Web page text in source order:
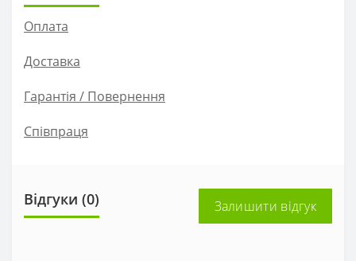
Оплата
Доставка
Гарантія / Повернення
Співпраця
Відгуки (0) Залишити відгук